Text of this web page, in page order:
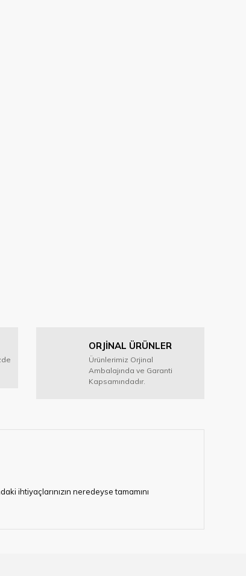
ORJİNAL ÜRÜNLER
Ürünlerimiz Orjinal
Ambalajında ve Garanti
Kapsamındadır.
ihtiyaçlarınızın neredeyse tamamını